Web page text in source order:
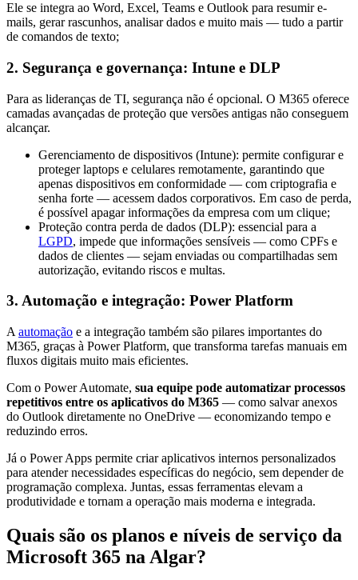
Ele se integra ao Word, Excel, Teams e Outlook para resumir e-
mails, gerar rascunhos, analisar dados e muito mais — tudo a partir
de comandos de texto;
2. Segurança e governança: Intune e DLP
Para as lideranças de TI, segurança não é opcional. O M365 oferece
camadas avançadas de proteção que versões antigas não conseguem
alcançar.
Gerenciamento de dispositivos (Intune): permite configurar e
proteger laptops e celulares remotamente, garantindo que
apenas dispositivos em conformidade — com criptografia e
senha forte — acessem dados corporativos. Em caso de perda,
é possível apagar informações da empresa com um clique;
Proteção contra perda de dados (DLP): essencial para a
LGPD, impede que informações sensíveis — como CPFs e
dados de clientes — sejam enviadas ou compartilhadas sem
autorização, evitando riscos e multas.
3. Automação e integração: Power Platform
A automação e a integração também são pilares importantes do
M365, graças à Power Platform, que transforma tarefas manuais em
fluxos digitais muito mais eficientes.
Com o Power Automate, sua equipe pode automatizar processos
repetitivos entre os aplicativos do M365 — como salvar anexos
do Outlook diretamente no OneDrive — economizando tempo e
reduzindo erros.
Já o Power Apps permite criar aplicativos internos personalizados
para atender necessidades específicas do negócio, sem depender de
programação complexa. Juntas, essas ferramentas elevam a
produtividade e tornam a operação mais moderna e integrada.
Quais são os planos e níveis de serviço da
Microsoft 365 na Algar?